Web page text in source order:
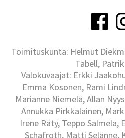
Toimituskunta: Helmut
Tabell,
Valokuvaajat: Erkki
Emma Kosonen, Rami
Marianne Niemelä, Allan
Annukka Pirkkalainen,
Irene Räty, Teppo Salmela,
Schafroth, Matti Selänne,